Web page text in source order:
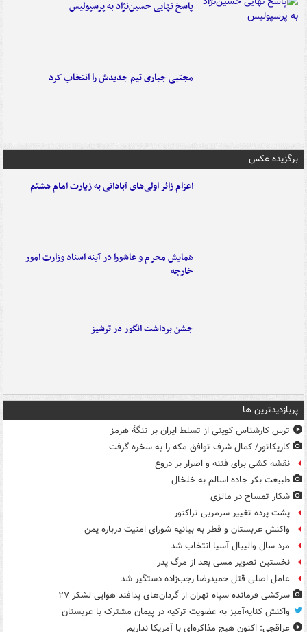
پاسخ نهایی حسین‌نژاد به پرسپولیس
مجتبی جباری تیم جدیدش را انتخاب کرد
برگزیده عکس
اعزام زائر اولی‌های آبادانی به زیارت امام هشتم
همایش محرم و عاشورا در آینه اسناد وزارت امور
خارجه
جشن برداشت انگور در ترشیز
پربازدیدترین ها
ترس کارشناس کویتی از تسلط ایران بر تنگۀ هرمز
کاریکاتور/ کمال شرف توافق مکه را به سخره گرفت
نقشه کشی برای فتنه و اصرار بر دروغ
طبیعت بکر جاده اسالم به خلخال
شکار تمساح در مالزی
پشت پرده تغییر سرمربی تراکتور
واکنش عربستان و قطر به بیانیه شورای امنیت درباره یمن
مرد سال والیبال آسیا انتخاب شد
نخستین تصویر مسی بعد از مرگ پدر
عامل اصلی قتل حمیدرضا رجب‌زاده دستگیر شد
سرکشی فرمانده سپاه تهران از گردان‌های پدافند هوایی لشکر ۲۷
واکنش کنایه‌آمیز به عضویت ترکیه در پیمان مشترک با عربستان
عراقچی: اکنون هیچ مذاکره‌ای با آمریکا نداریم